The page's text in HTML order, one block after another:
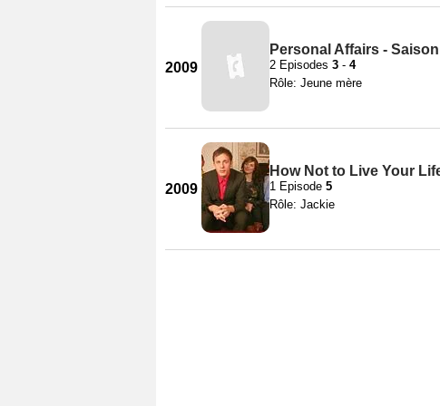
2009
Personal Affairs -
2 Episodes 3 - 4
Rôle: Jeune mère
2009
How Not to Live Your
1 Episode 5
Rôle: Jackie